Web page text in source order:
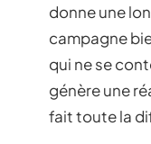
donne une
campagne
qui ne se
génère une
fait toute la